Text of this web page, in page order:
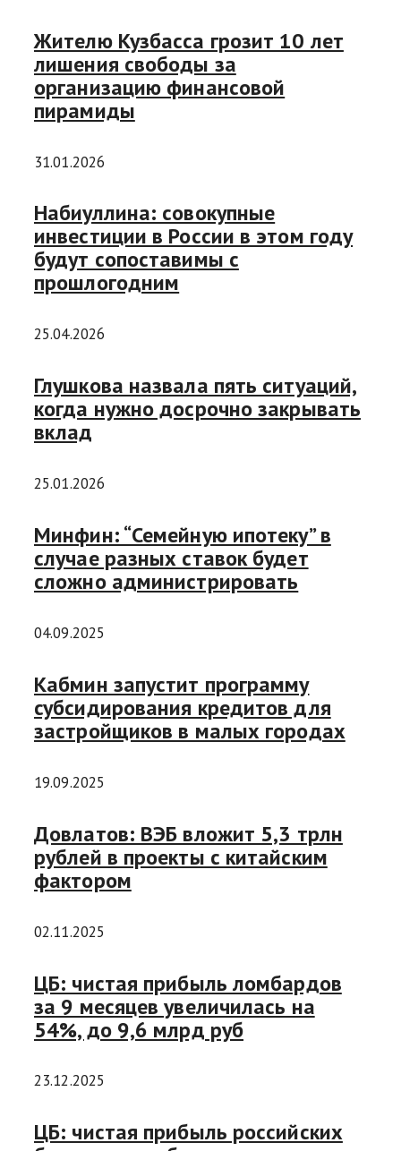
Жителю Кузбасса грозит 10 лет
лишения свободы за
организацию финансовой
пирамиды
31.01.2026
Набиуллина: совокупные
инвестиции в России в этом году
будут сопоставимы с
прошлогодним
25.04.2026
Глушкова назвала пять ситуаций,
когда нужно досрочно закрывать
вклад
25.01.2026
Минфин: “Семейную ипотеку” в
случае разных ставок будет
сложно администрировать
04.09.2025
Кабмин запустит программу
субсидирования кредитов для
застройщиков в малых городах
19.09.2025
Довлатов: ВЭБ вложит 5,3 трлн
рублей в проекты с китайским
фактором
02.11.2025
ЦБ: чистая прибыль ломбардов
за 9 месяцев увеличилась на
54%, до 9,6 млрд руб
23.12.2025
ЦБ: чистая прибыль российских